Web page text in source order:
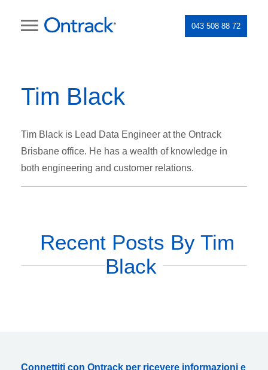
043 508 88 72
Tim Black
Tim Black is Lead Data Engineer at the Ontrack
Brisbane office. He has a wealth of knowledge in
both engineering and customer relations.
Recent Posts By Tim
Black
Connettiti con Ontrack per ricevere informazioni e